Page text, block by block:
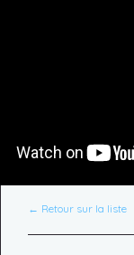
← Retour sur la liste